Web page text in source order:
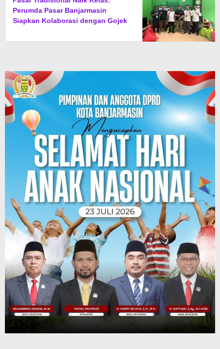
Perumda Pasar Banjarmasin
Siapkan Kolaborasi dengan Gojek